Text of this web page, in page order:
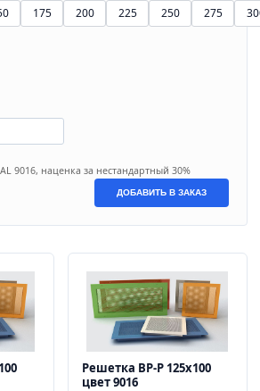
175 200 225 250 275
9016, наценка за нестандартный 30%
ДОБАВИТЬ В ЗАКАЗ
Решетка ВР-Р 125х100
цвет 9016